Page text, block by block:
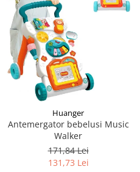
Huanger
Antemergator bebelusi Music
Walker
171,84 Lei
131,73 Lei